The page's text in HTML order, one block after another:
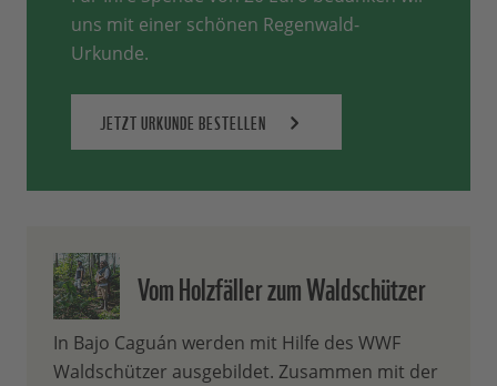
uns mit einer schönen Regenwald-
Urkunde.
JETZT URKUNDE BESTELLEN
Vom Holzfäller zum Waldschützer
In Bajo Caguán werden mit Hilfe des WWF
Waldschützer ausgebildet. Zusammen mit der